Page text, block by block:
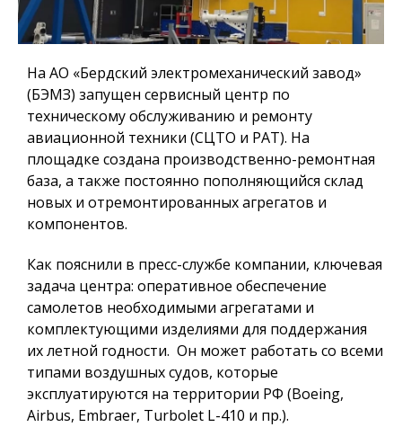
На АО «Бердский электромеханический завод»
(БЭМЗ) запущен сервисный центр по
техническому обслуживанию и ремонту
авиационной техники (СЦТО и РАТ). На
площадке создана производственно-ремонтная
база, а также постоянно пополняющийся склад
новых и отремонтированных агрегатов и
компонентов.
Как пояснили в пресс-службе компании, ключевая
задача центра: оперативное обеспечение
самолетов необходимыми агрегатами и
комплектующими изделиями для поддержания
их летной годности. Он может работать со всеми
типами воздушных судов, которые
эксплуатируются на территории РФ (Boeing,
Airbus, Embraer, Turbolet L-410 и пр.).